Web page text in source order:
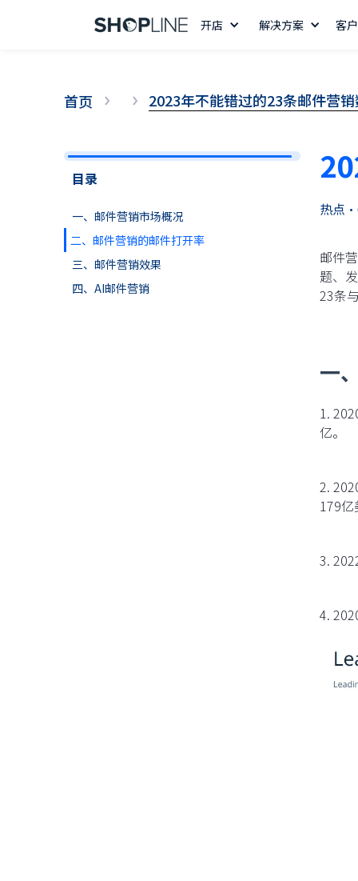
开店 解决方案 客
首页 2023年不能错过的23条邮件营
目录
一、邮件营销市场概况
二、邮件营销的邮件打开率
三、邮件营销效果
四、AI邮件营销
热点 •
邮件
题、
23条
一
1.
亿。
2.
179
3.
4.